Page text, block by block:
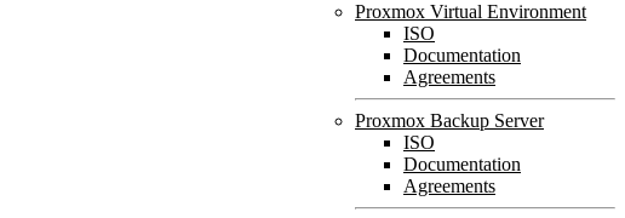
Proxmox Virtual Environment
ISO
Documentation
Agreements
Proxmox Backup Server
ISO
Documentation
Agreements